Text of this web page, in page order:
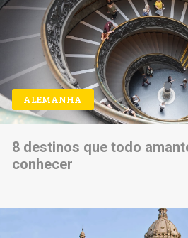
ALEMANHA
8 destinos que todo
conhecer